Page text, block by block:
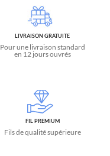
LIVRAISON GRATUITE
Pour une livraison standard
en 12 jours ouvrés
FIL PREMIUM
Fils de qualité supérieure